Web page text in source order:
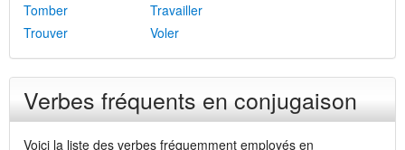
Tomber
Travailler
Trouver
Voler
Verbes fréquents en conjugaison
Voici la liste des verbes fréquemment employés en